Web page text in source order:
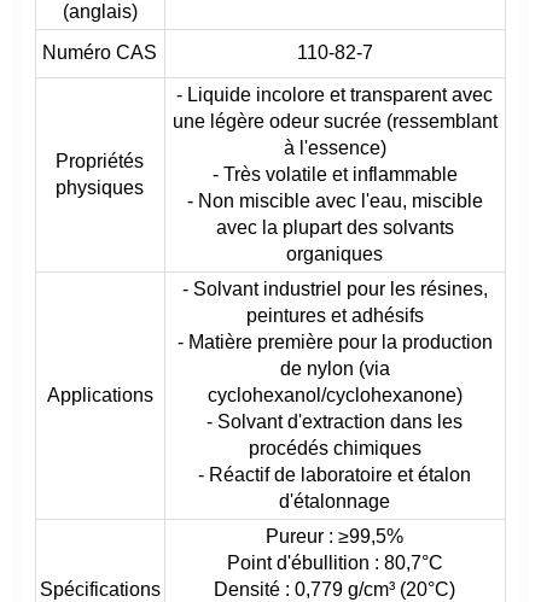
(anglais)
Numéro CAS 110-82-7
Propriétés
physiques
- Liquide incolore et transparent avec
une légère odeur sucrée (ressemblant
à l'essence)
- Très volatile et inflammable
- Non miscible avec l'eau, miscible
avec la plupart des solvants
organiques
Applications
- Solvant industriel pour les résines,
peintures et adhésifs
- Matière première pour la production
de nylon (via
cyclohexanol/cyclohexanone)
- Solvant d'extraction dans les
procédés chimiques
- Réactif de laboratoire et étalon
d'étalonnage
Spécifications
Pureur : ≥99,5%
Point d'ébullition : 80,7°C
Densité : 0,779 g/cm³ (20°C)